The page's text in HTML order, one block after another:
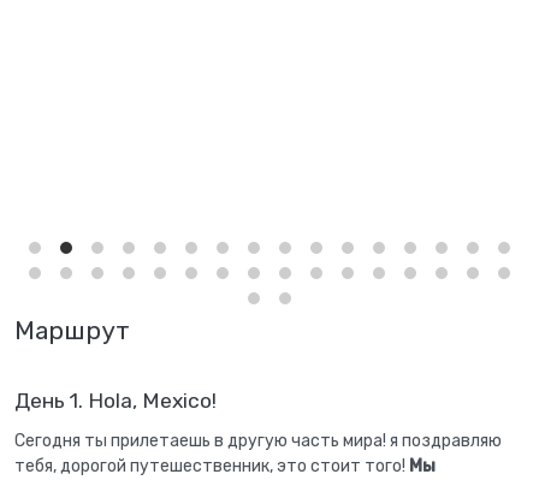
Маршрут
День 1. Hola, Mexico!
Сегодня ты прилетаешь в другую часть мира! я поздравляю
тебя, дорогой путешественник, это стоит того! Мы